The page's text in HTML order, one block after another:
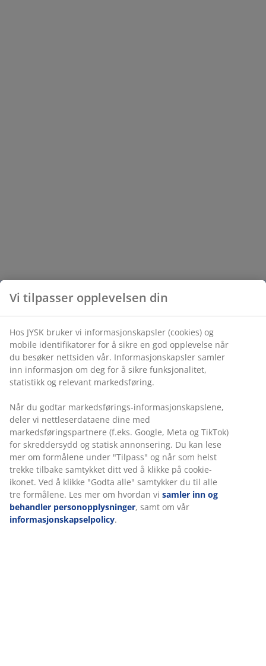
Vi tilpasser opplevelsen din
Hos JYSK bruker vi informasjonskapsler (cookies) og
mobile identifikatorer for å sikre en god opplevelse når
du besøker nettsiden vår. Informasjonskapsler samler
inn informasjon om deg for å sikre funksjonalitet,
statistikk og relevant markedsføring.
Når du godtar markedsførings-informasjonskapslene,
deler vi nettleserdataene dine med
markedsføringspartnere (f.eks. Google, Meta og TikTok)
for skreddersydd og statisk annonsering. Du kan lese
mer om formålene under "Tilpass" og når som helst
trekke tilbake samtykket ditt ved å klikke på cookie-
ikonet. Ved å klikke "Godta alle" samtykker du til alle
tre formålene. Les mer om hvordan vi samler inn og
behandler personopplysninger, samt om vår
informasjonskapselpolicy.